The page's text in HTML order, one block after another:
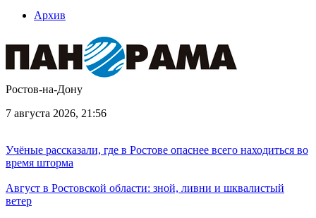
Архив
Ростов-на-Дону
7 августа 2026, 21:56
Учёные рассказали, где в Ростове опаснее всего находиться во
время шторма
Август в Ростовской области: зной, ливни и шквалистый
ветер